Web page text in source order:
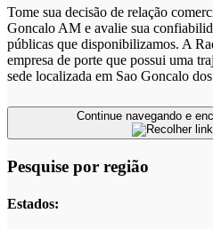
Tome sua decisão de relação
Goncalo AM e avalie sua
públicas que disponibilizamos. A
empresa de porte que possui uma
sede localizada em Sao Goncalo
Pesquise por região
Estados: